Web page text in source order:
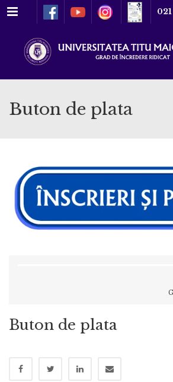
Meniu
Buton de plata
Buton de plata